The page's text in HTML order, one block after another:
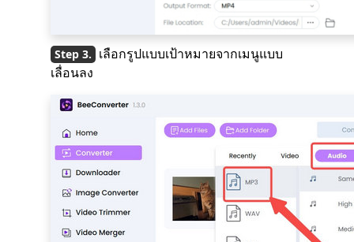
เลือกรูปแบบเป้าหมายจากเมนูแบบ
เลื่อนลง